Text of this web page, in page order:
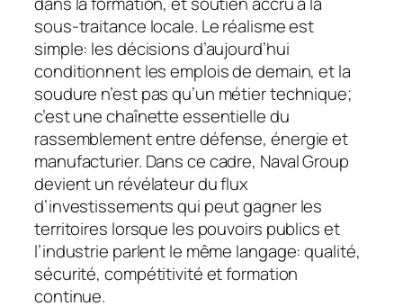
sous-traitance locale. Le réalisme est
simple: les décisions d’aujourd’hui
conditionnent les emplois de demain, et la
soudure n’est pas qu’un métier technique;
c’est une chaînette essentielle du
rassemblement entre défense, énergie et
manufacturier. Dans ce cadre, Naval Group
devient un révélateur du flux
d’investissements qui peut gagner les
territoires lorsque les pouvoirs publics et
l’industrie parlent le même langage: qualité,
sécurité, compétitivité et formation
continue.